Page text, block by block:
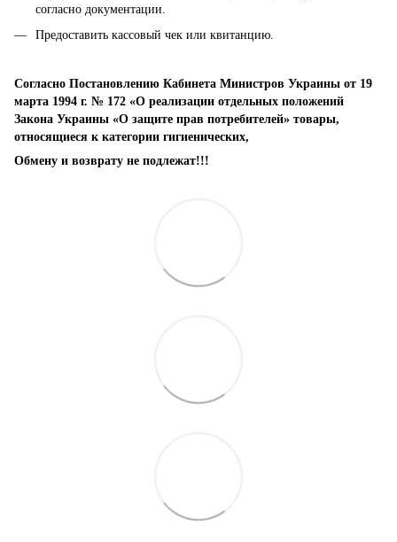
согласно документации.
Предоставить кассовый чек или квитанцию.
Согласно Постановлению Кабинета Министров Украины от 19
марта 1994 г. № 172 «О реализации отдельных положений
Закона Украины «О защите прав потребителей» товары,
относящиеся к категории гигиенических,
Обмену и возврату не подлежат!!!